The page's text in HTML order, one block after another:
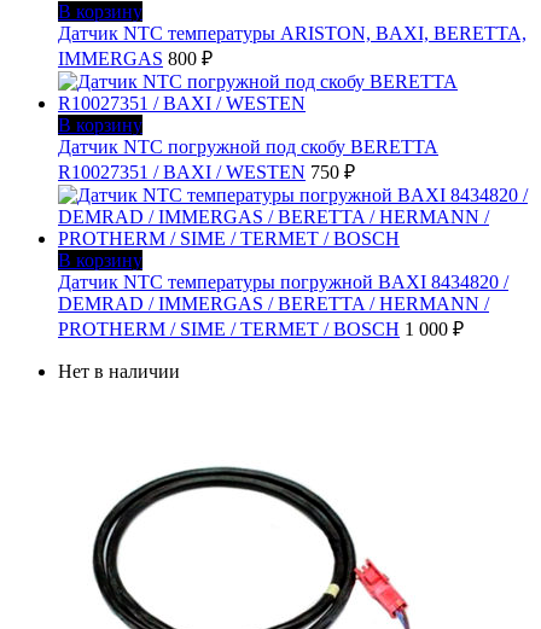
В корзину
Датчик NTC температуры ARISTON, BAXI, BERETTA,
IMMERGAS 800 ₽
В корзину
Датчик NTC погружной под скобу BERETTA
R10027351 / BAXI / WESTEN 750 ₽
В корзину
Датчик NTC температуры погружной BAXI 8434820 /
DEMRAD / IMMERGAS / BERETTA / HERMANN /
PROTHERM / SIME / TERMET / BOSCH 1 000 ₽
Нет в наличии